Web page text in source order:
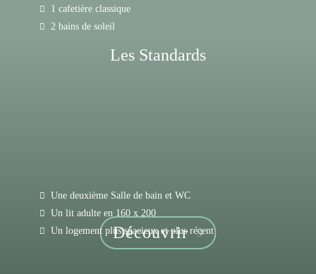
Découvrir
1 cafetière classique
2 bains de soleil
Les Standards
Une deuxième Salle de bain et WC
Un lit adulte en 160 x 200
Un logement plus spacieux et plus récent